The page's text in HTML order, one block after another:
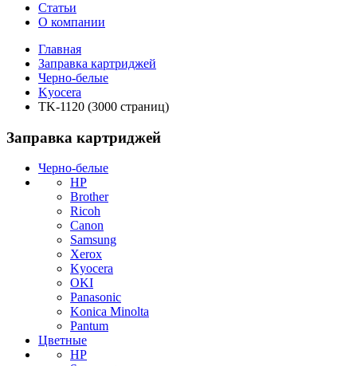
Статьи
О компании
Главная
Заправка картриджей
Черно-белые
Kyocera
TK-1120 (3000 страниц)
Заправка картриджей
Черно-белые
HP
Brother
Ricoh
Canon
Samsung
Xerox
Kyocera
OKI
Panasonic
Konica Minolta
Pantum
Цветные
HP